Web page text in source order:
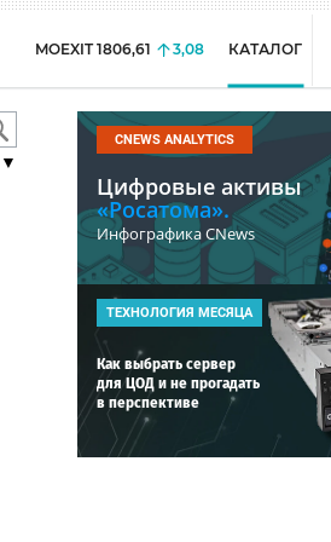
MOEXIT 1806,61 3,08 КАТАЛОГ
▼
CNEWS ANALYTICS
Цифровые активы
«Росатома».
Инфографика CNews
ТЕХНОЛОГИЯ МЕСЯЦА
Как выбрать сервер
для ЦОД и не прогадать
в перспективе